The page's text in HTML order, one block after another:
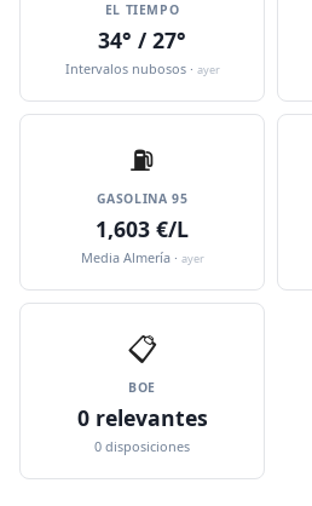
EL TIEMPO
34° / 27°
Intervalos nubosos · ayer
⛽️
GASOLINA 95
1,603 €/L
Media Almería · ayer
📋
BOE
0 relevantes
0 disposiciones